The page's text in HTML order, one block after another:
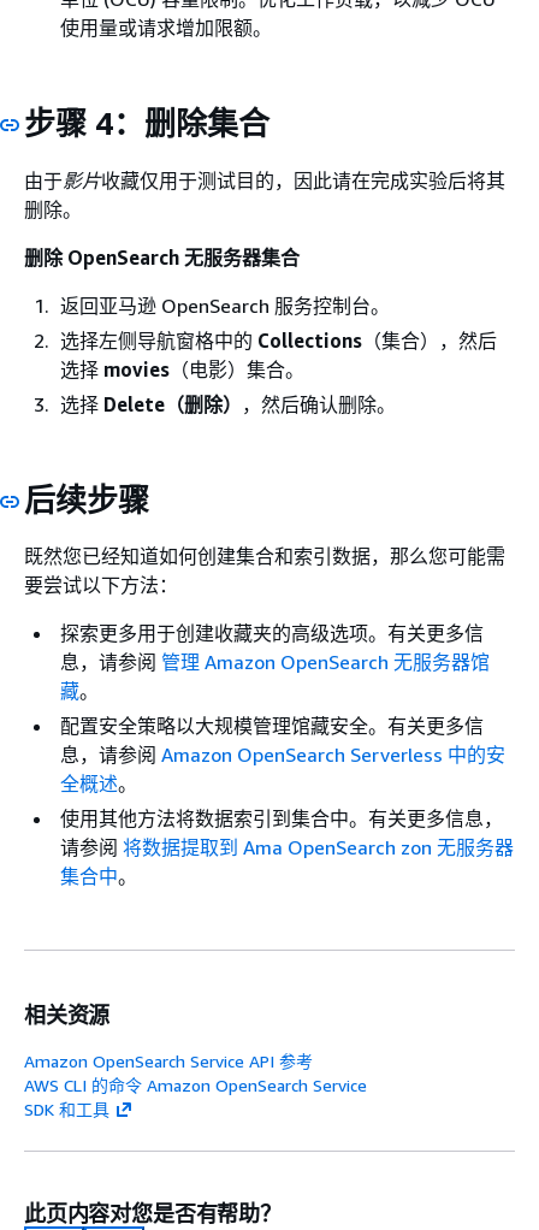
使用量或请求增加限额。
步骤 4：删除集合
由于影片收藏仅用于测试目的，因此请在完成实验后将其
删除。
删除 OpenSearch 无服务器集合
返回亚马逊 OpenSearch 服务控制台。
选择左侧导航窗格中的 Collections （集合），然后
选择 movies （电影）集合。
选择 Delete（删除） ，然后确认删除。
后续步骤
既然您已经知道如何创建集合和索引数据，那么您可能需
要尝试以下方法：
探索更多用于创建收藏夹的高级选项。有关更多信
息，请参阅 管理 Amazon OpenSearch 无服务器馆
藏。
配置安全策略以大规模管理馆藏安全。有关更多信
息，请参阅 Amazon OpenSearch Serverless 中的安
全概述。
使用其他方法将数据索引到集合中。有关更多信息，
请参阅 将数据提取到 Ama OpenSearch zon 无服务器
集合中。
相关资源
Amazon OpenSearch Service API 参考
AWS CLI 的命令 Amazon OpenSearch Service
SDK 和工具
此页内容对您是否有帮助？